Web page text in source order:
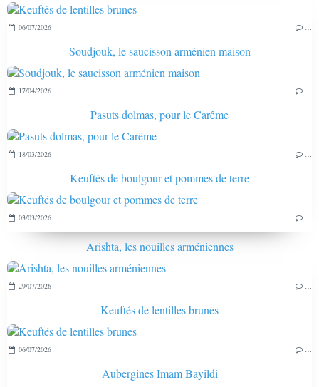
06/07/2026
Soudjouk, le saucisson arménien maison
17/04/2026
Pasuts dolmas, pour le Carême
18/03/2026
Keuftés de boulgour et pommes de terre
03/03/2026
Arishta, les nouilles arméniennes
29/07/2026
Keuftés de lentilles brunes
06/07/2026
Aubergines Imam Bayildi